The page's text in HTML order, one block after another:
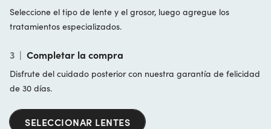
Seleccione el tipo de lente y el grosor, luego agregue los
tratamientos especializados.
3 | Completar la compra
Disfrute del cuidado posterior con nuestra garantía de felicidad
de 30 días.
SELECCIONAR LENTES